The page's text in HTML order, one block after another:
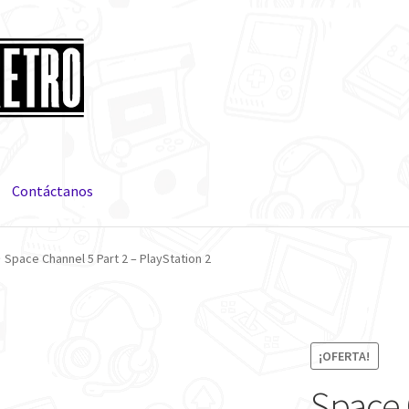
Contáctanos
Space Channel 5 Part 2 – PlayStation 2
¡OFERTA!